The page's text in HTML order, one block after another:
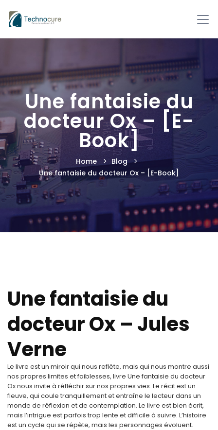
Une fantaisie du
docteur Ox – [E-
Book]
Home
Blog
Une fantaisie du docteur Ox – [E-Book]
Une fantaisie du
docteur Ox – Jules
Verne
Le livre est un miroir qui nous reflète, mais qui nous montre aussi
nos propres limites et faiblesses, livre Une fantaisie du docteur
Ox nous invite à réfléchir sur nos propres vies. Le récit est un
fleuve, qui coule tranquillement et entraîne le lecteur dans un
monde de réflexion et de contemplation. Le livre est bien écrit,
mais l’intrigue est parfois trop lente et difficile à suivre. L’histoire
est un cycle qui se répète, mais les personnages évoluent.